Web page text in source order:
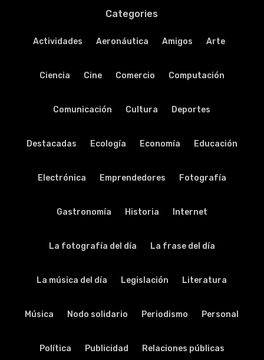
Categories
Actividades Aeronáutica Amigos Arte
Ciencia Cine Comercio Computación
Comunicación Cultura Deportes
Destacadas Ecología Economía Educación
Electrónica Emprendedores Fotografía
Gastronomía Historia Internet
La fotografía del día La frase del día
La música del día Legislación Literatura
Música Nodo solidario Periodismo Personal
Política Publicidad Relaciones públicas